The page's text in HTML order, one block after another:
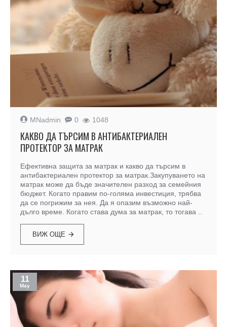
MNadmin 0 1048
КАКВО ДА ТЪРСИМ В АНТИБАКТЕРИАЛЕН
ПРОТЕКТОР ЗА МАТРАК
Ефективна защита за матрак и какво да търсим в
антибактериален протектор за матрак.Закупуването на
матрак може да бъде значителен разход за семейния
бюджет. Когато правим по-голяма инвестиция, трябва
да се погрижим за нея. Да я опазим възможно най-
дълго време. Когато става дума за матрак, то тогава ..
ВИЖ ОЩЕ
11
May